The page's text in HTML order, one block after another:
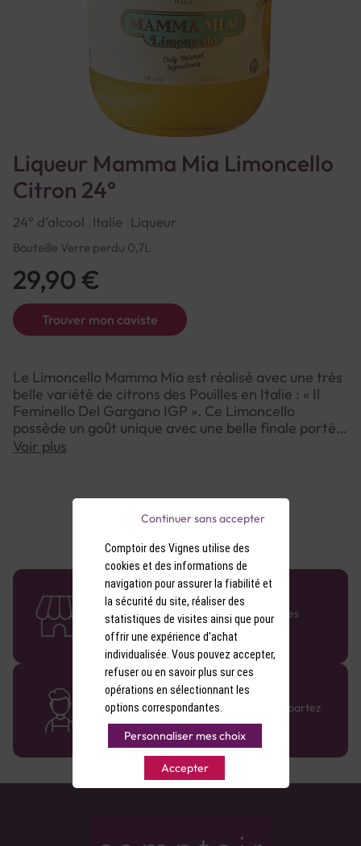
Liqueur Mamma Mia Limoncello
Citron 24°
24° d'alcool Italie Liqueur
Bouteille Verre perdu 0,7L
Trouver mon caviste
29,90 €
Le Limoncello Mamma Mia est réalisé avec une très
belle variété de citrons des Pouilles en Italie : « Il
Feminello Del Gargano IGP ». Ce Limoncello
possède un goût unique avec une belle finale portée
sur la pulpe de citron et la menthe fraîche. Il s’agit
Voir plus
58 caves en France
Retrouvez le réseau Comptoir des Vignes
partout en France !
Des cavistes à votre écoute
Bénéficiez de conseils sur-mesure et repartez
avec le sourire :)
Comptoir des Vignes utilise des
cookies et des informations de
navigation pour assurer la fiabilité et
la sécurité du site, réaliser des
statistiques de visites ainsi que pour
offrir une expérience d'achat
individualisée. Vous pouvez accepter,
refuser ou en savoir plus sur ces
opérations en sélectionnant les
options correspondantes.
Personnaliser mes choix
Accepter
Continuer sans accepter